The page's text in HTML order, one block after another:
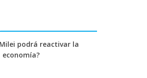
podrá reactivar la
economía?